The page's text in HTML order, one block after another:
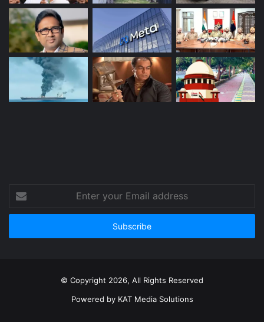
your
Email
© Copyright 2026, All Rights Reserved
Powered by KAT Media Solutions